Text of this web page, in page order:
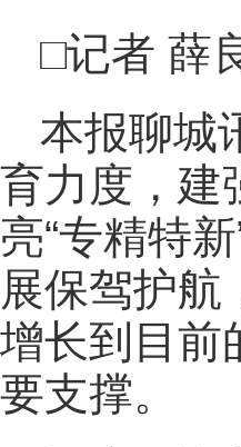
□记者 薛
本报聊城
育力度，建
亮“专精特
展保驾护航
增长到目前
要支撑。